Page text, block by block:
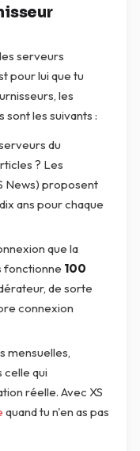
serveurs
pour lui que tu
les
les suivants :
du
? Les
News) proposent
ans pour chaque
que la
fonctionne 100
de sorte
connexion
mensuelles,
celle qui
réelle. Avec XS
quand tu n'en as pas